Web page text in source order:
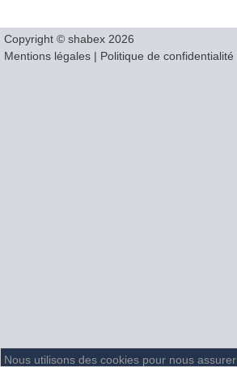
Nous utilisons des cookies pour nous assurer
Copyright © shabex 2026
Mentions légales | Politique de confidentialité